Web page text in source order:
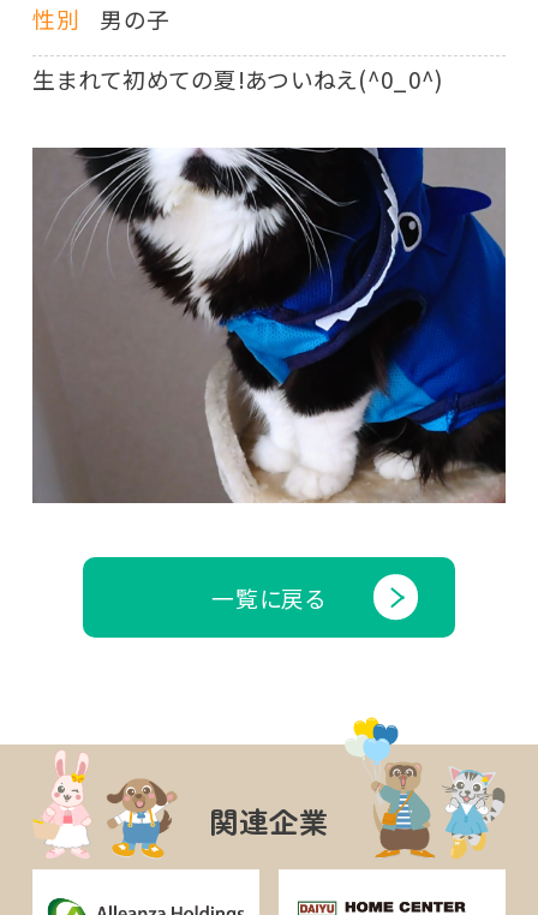
性別
男の子
生まれて初めての夏!あついねえ(^0_0^)
一覧に戻る
関連企業